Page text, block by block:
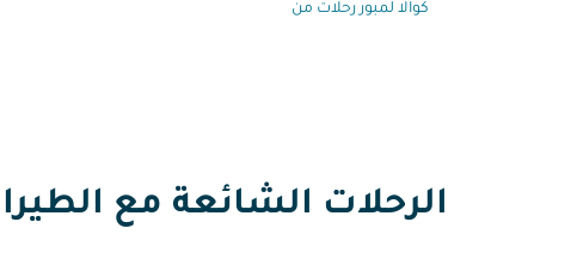
كوالا لمبور رحلات من
الرحلات الشائعة مع